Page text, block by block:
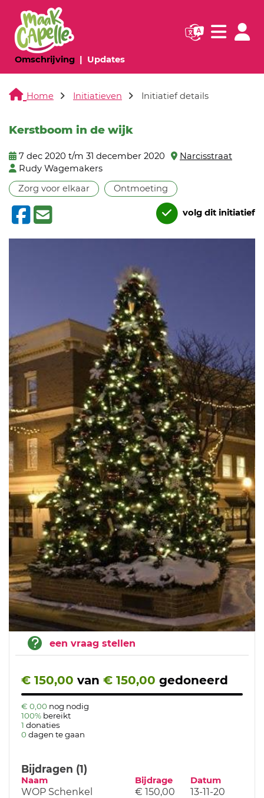
Omschrijving(huidige pagina)
Updates(huidige pagina)
Navigatie
Home Initiatieven Initiatief details
Kerstboom in de wijk
7 dec 2020 t/m 31 december 2020
Narcisstraat
Rudy Wagemakers
Zorg voor elkaar
Ontmoeting
volg dit initiatief
een vraag stellen
€ 150,00 van € 150,00 gedoneerd
€ 0,00 nog nodig
100% bereikt
1 donaties
0 dagen te gaan
Bijdragen (1)
Naam Bijdrage Datum
WOP Schenkel € 150,00 13-11-20